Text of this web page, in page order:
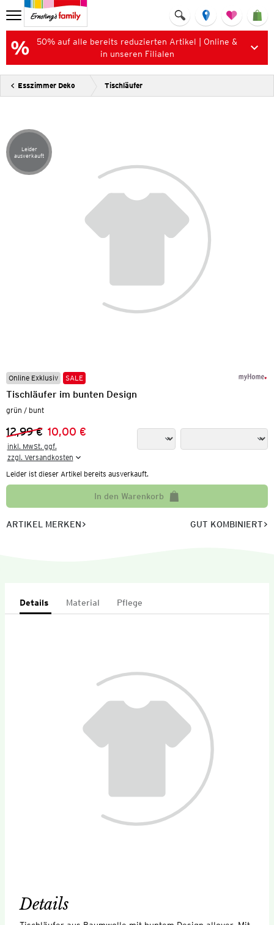
50% auf alle bereits reduzierten Artikel | Online &
in unseren Filialen
Esszimmer Deko Tischläufer
Artikel leider ausverkauft
Leider
ausverkauft
Online Exklusiv SALE
Tischläufer im bunten Design
grün / bunt
Vorheriger Preis:
12,99 €
Neuer Preis:
10,00 €
inkl. MwSt. ggf.
zzgl. Versandkosten
Leider ist dieser Artikel bereits ausverkauft.
In den Warenkorb
ARTIKEL MERKEN GUT KOMBINIERT
Details Material Pflege
Details